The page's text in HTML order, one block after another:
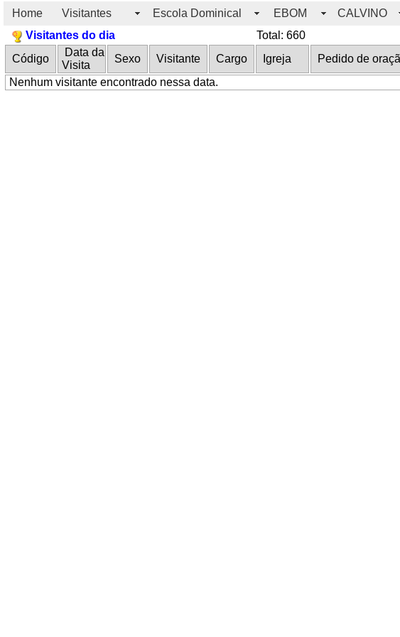
Home Visitantes Escola Dominical EBOM CALVINO
Visitantes do dia
Total: 660
Código
Data da
Visita
Sexo Visitante Cargo Igreja
Pedido de
Nenhum visitante encontrado nessa data.